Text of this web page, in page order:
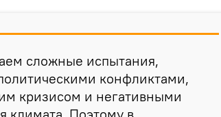
сложные испытания,
конфликтами,
кризисом и негативными
климата. Поэтому в